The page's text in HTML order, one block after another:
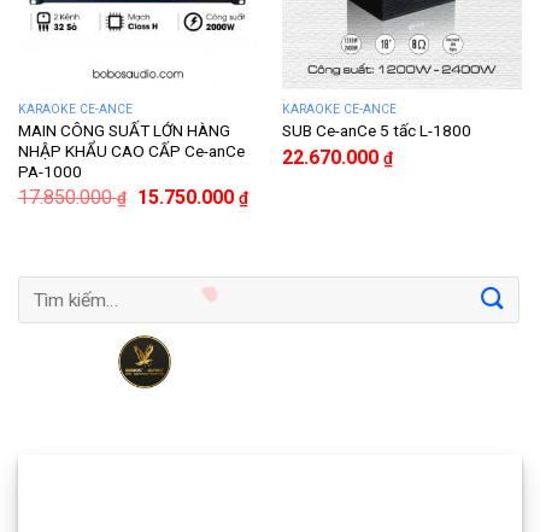
KARAOKE CE-ANCE
MAIN CÔNG SUẤT LỚN HÀNG
NHẬP KHẨU CAO CẤP Ce-anCe
PA-1000
17.850.000₫ 15.750.000 ₫
KARAOKE CE-ANCE
SUB Ce-anCe 5 tấc L-1800
22.670.000 ₫
Tìm
kiếm: